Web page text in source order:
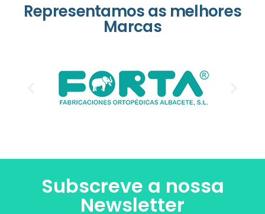
Representamos as melhores
Marcas
Subscreve a nossa
Newsletter